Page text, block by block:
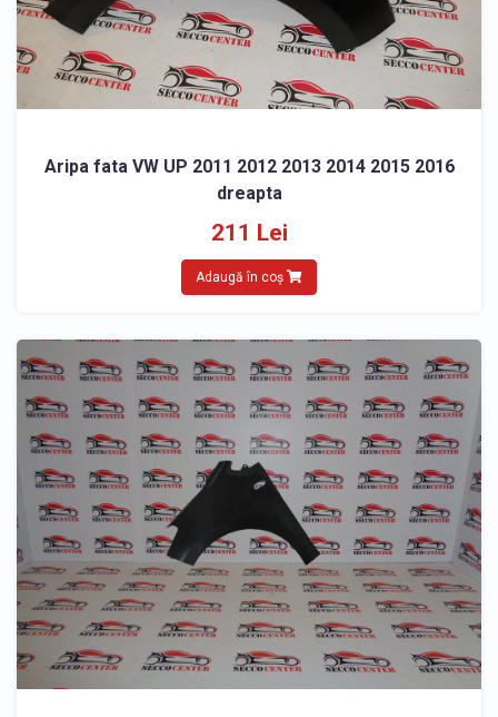
Aripa fata VW UP 2011 2012 2013 2014 2015 2016
dreapta
211 Lei
Adaugă în coș